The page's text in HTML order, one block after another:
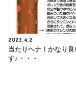
2023.4.2
当たりヘナ！かなり
す♪・・・